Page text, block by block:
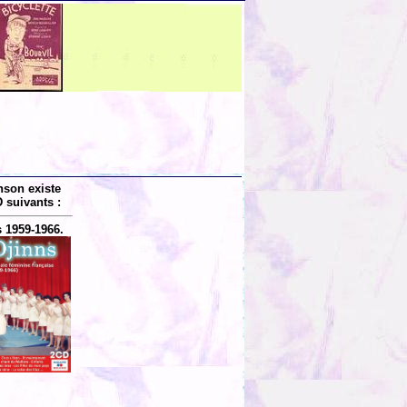
existe
suivants :
1966.